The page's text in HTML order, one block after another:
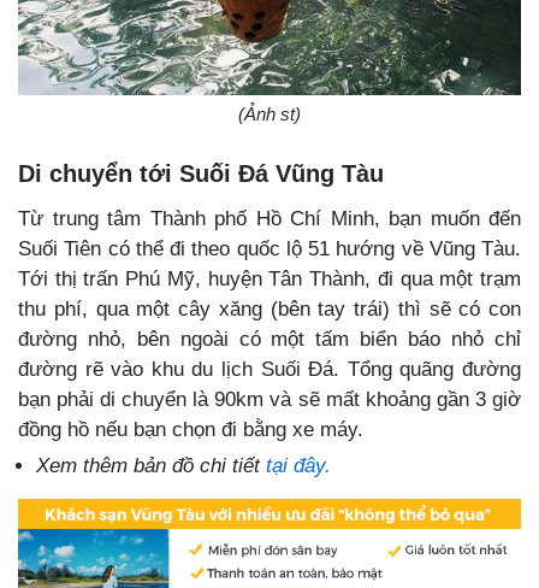
(Ảnh st)
Di chuyển tới Suối Đá Vũng Tàu
Từ trung tâm Thành phố Hồ Chí Minh, bạn muốn đến
Suối Tiên có thể đi theo quốc lộ 51 hướng về Vũng Tàu.
Tới thị trấn Phú Mỹ, huyện Tân Thành, đi qua một trạm
thu phí, qua một cây xăng (bên tay trái) thì sẽ có con
đường nhỏ, bên ngoài có một tấm biển báo nhỏ chỉ
đường rẽ vào khu du lịch Suối Đá. Tổng quãng đường
bạn phải di chuyển là 90km và sẽ mất khoảng gần 3 giờ
đồng hồ nếu bạn chọn đi bằng xe máy.
Xem thêm bản đồ chi tiết tại đây.